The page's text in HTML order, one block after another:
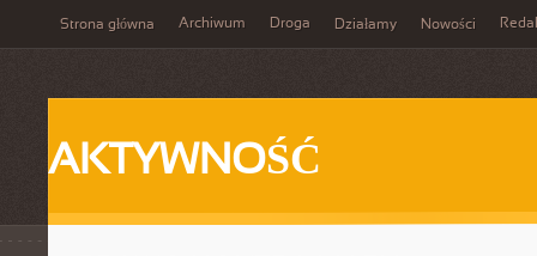
Strona główna Archiwum Droga Działamy Nowości
AKTYWNOŚĆ